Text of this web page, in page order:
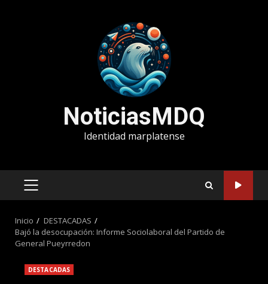
NoticiasMDQ
Identidad marplatense
MENÚ
Inicio
DESTACADAS
Bajó la desocupación: Informe Sociolaboral del Partido de
General Pueyrredon
DESTACADAS